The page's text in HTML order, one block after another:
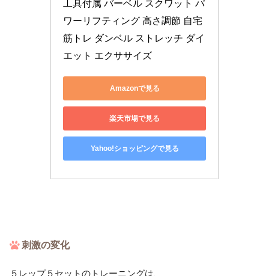
工具付属 バーベル スクワット パ
ワーリフティング 高さ調節 自宅
筋トレ ダンベル ストレッチ ダイ
エット エクササイズ
Amazonで見る
楽天市場で見る
Yahoo!ショッピングで見る
刺激の変化
５レップ５セットのトレーニングは、